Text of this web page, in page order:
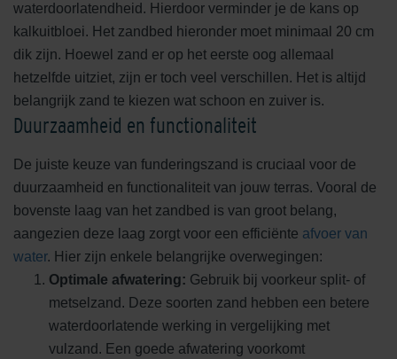
waterdoorlatendheid. Hierdoor verminder je de kans op
kalkuitbloei. Het zandbed hieronder moet minimaal 20 cm
dik zijn. Hoewel zand er op het eerste oog allemaal
hetzelfde uitziet, zijn er toch veel verschillen. Het is altijd
belangrijk zand te kiezen wat schoon en zuiver is.
Duurzaamheid en functionaliteit
De juiste keuze van funderingszand is cruciaal voor de
duurzaamheid en functionaliteit van jouw terras. Vooral de
bovenste laag van het zandbed is van groot belang,
aangezien deze laag zorgt voor een efficiënte afvoer van
water. Hier zijn enkele belangrijke overwegingen:
Optimale afwatering: Gebruik bij voorkeur split- of
metselzand. Deze soorten zand hebben een betere
waterdoorlatende werking in vergelijking met
vulzand. Een goede afwatering voorkomt